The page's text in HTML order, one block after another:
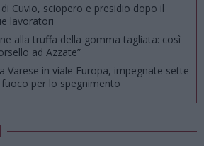
Cuvio, sciopero e presidio dopo il
lavoratori
alla truffa della gomma tagliata: così
ad Azzate”
Varese in viale Europa, impegnate sette
per lo spegnimento